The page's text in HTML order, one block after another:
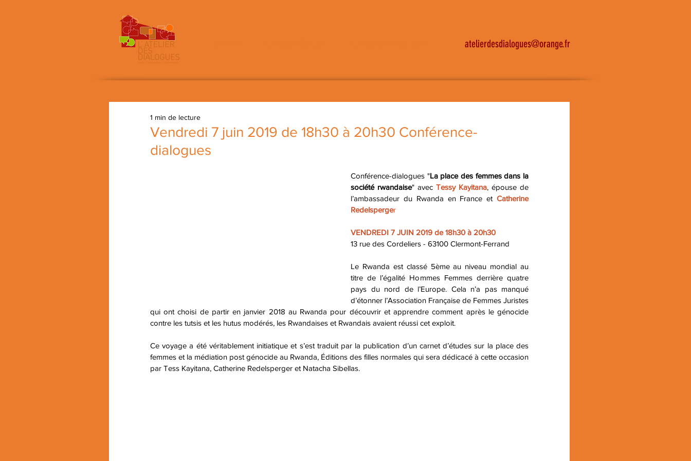
atelierdesdialogues@orange.fr
Vendredi 7 juin 2019 de 18h30 à 20h30 Conférence-
dialogues
1 min de lecture
Conférence-dialogues "La place des femmes dans la
société rwandaise" avec Tessy Kayitana, épouse de
l’ambassadeur du Rwanda en France et Catherine
Redelsperger
VENDREDI 7 JUIN 2019 de 18h30 à 20h30
13 rue des Cordeliers - 63100 Clermont-Ferrand
Le Rwanda est classé 5ème au niveau mondial au
titre de l’égalité Hommes Femmes derrière quatre
pays du nord de l’Europe. Cela n’a pas manqué
d’étonner l’Association Française de Femmes Juristes
qui ont choisi de partir en janvier 2018 au Rwanda pour découvrir et apprendre comment après le génocide
contre les tutsis et les hutus modérés, les Rwandaises et Rwandais avaient réussi cet exploit.
Ce voyage a été véritablement initiatique et s’est traduit par la publication d’un carnet d’études sur la place des
femmes et la médiation post génocide au Rwanda, Éditions des filles normales qui sera dédicacé à cette occasion
par Tess Kayitana, Catherine Redelsperger et Natacha Sibellas.